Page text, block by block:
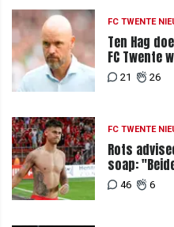
FC TWENTE
Ten Hag
FC Twente
21 26
FC TWENTE
Rots
soap:
46 6